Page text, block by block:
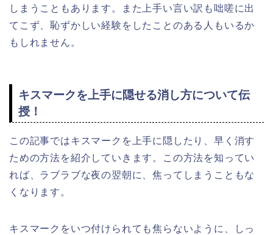
しまうこともあります。また上手い言い訳も咄嗟に出
てこず、恥ずかしい経験をしたことのある人もいるか
もしれません。
キスマークを上手に隠せる消し方について伝
授！
この記事ではキスマークを上手に隠したり、早く消す
ための方法を紹介していきます。この方法を知ってい
れば、ラブラブな夜の翌朝に、焦ってしまうこともな
くなります。
キスマークをいつ付けられても焦らないように、しっ